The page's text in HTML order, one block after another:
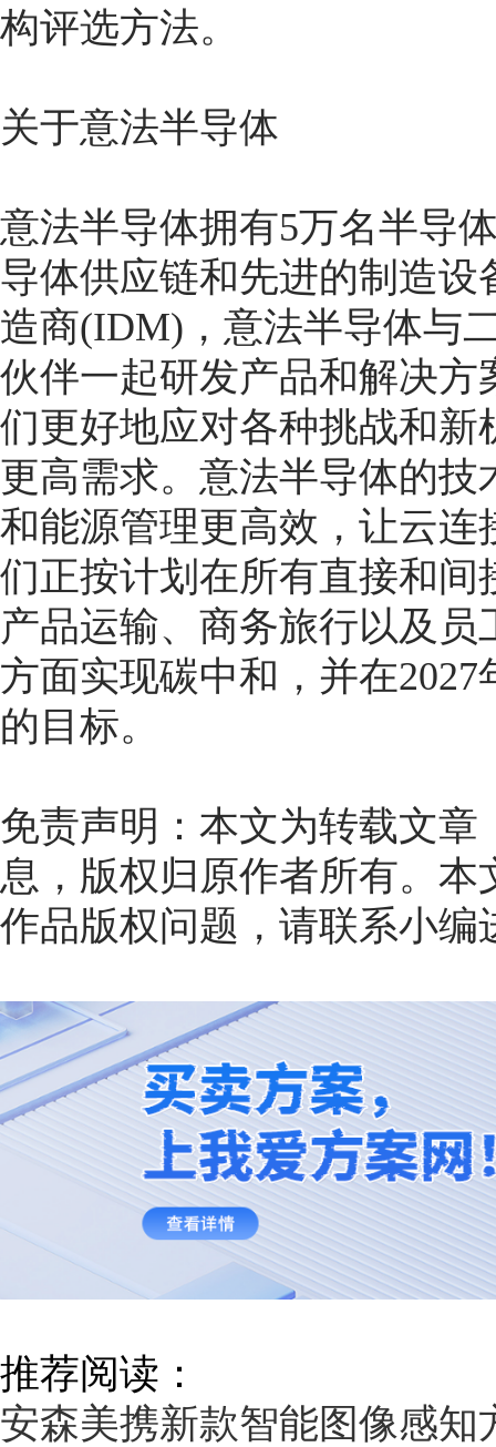
构评选方法。
关于意法半导体
意法半导体拥有5万名半导
导体供应链和先进的制造
造商(IDM)，意法半导体与
伙伴一起研发产品和解决
们更好地应对各种挑战和
更高需求。意法半导体的
和能源管理更高效，让云
们正按计划在所有直接和间
产品运输、商务旅行以及
方面实现碳中和，并在
的目标。
免责声明：本文为转载文
息，版权归原作者所有。
作品版权问题，请联系小编
推荐阅读：
安森美携新款智能图像感知